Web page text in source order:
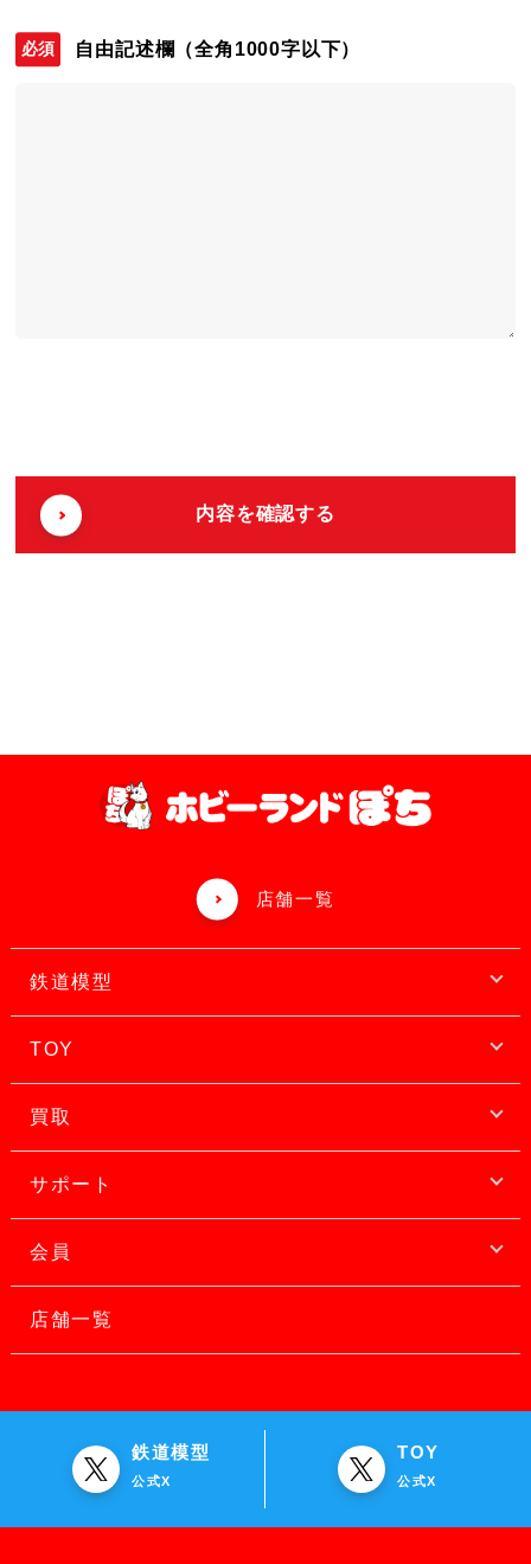
自由記述欄 （全角1000字以下）
店舗一覧
鉄道模型
TOY
買取
サポート
会員
店舗一覧
鉄道模型
公式X
TOY
公式X